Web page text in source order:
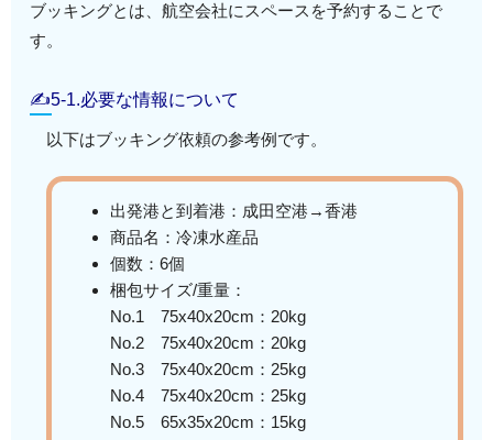
ブッキングとは、航空会社にスペースを予約することで
す。
✍5-1.必要な情報について
以下はブッキング依頼の参考例です。
出発港と到着港：成田空港→香港
商品名：冷凍水産品
個数：6個
梱包サイズ/重量：
No.1 75x40x20cm：20kg
No.2 75x40x20cm：20kg
No.3 75x40x20cm：25kg
No.4 75x40x20cm：25kg
No.5 65x35x20cm：15kg